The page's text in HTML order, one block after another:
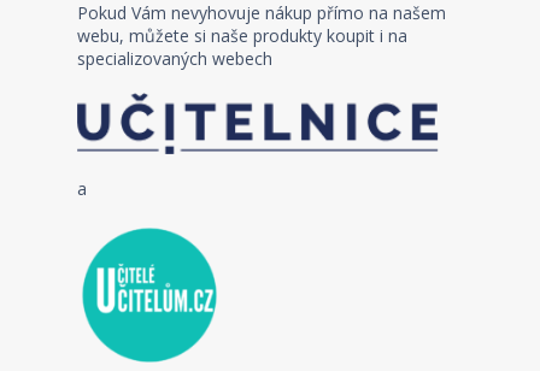
Pokud Vám nevyhovuje nákup přímo na našem
webu, můžete si naše produkty koupit i na
specializovaných webech
a